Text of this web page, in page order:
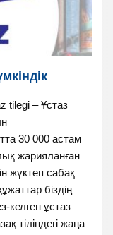
tilegi – Ұстаз
30 000 астам
жарияланған
жүктеп сабақ
біздің
келген ұстаз
тіліндегі жаңа